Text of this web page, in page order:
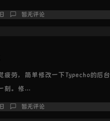
暂无评论
疲劳，简单修改一下Typecho的后台
刻。修...
暂无评论